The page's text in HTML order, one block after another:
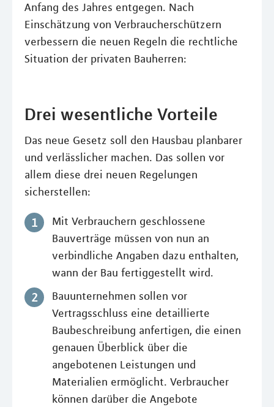
Anfang des Jahres entgegen. Nach
Einschätzung von Verbraucherschützern
verbessern die neuen Regeln die rechtliche
Situation der privaten Bauherren:
Drei wesentliche Vorteile
Das neue Gesetz soll den Hausbau planbarer
und verlässlicher machen. Das sollen vor
allem diese drei neuen Regelungen
sicherstellen:
Mit Verbrauchern geschlossene
Bauverträge müssen von nun an
verbindliche Angaben dazu enthalten,
wann der Bau fertiggestellt wird.
Bauunternehmen sollen vor
Vertragsschluss eine detaillierte
Baubeschreibung anfertigen, die einen
genauen Überblick über die
angebotenen Leistungen und
Materialien ermöglicht. Verbraucher
können darüber die Angebote